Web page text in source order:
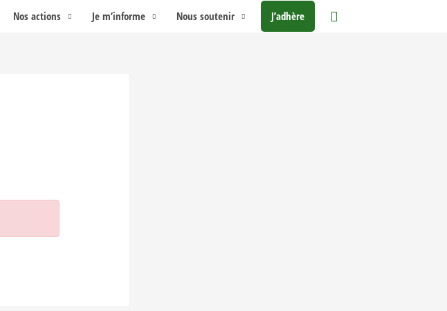
Nos actions Je m’informe Nous soutenir J’adhère Rechercher